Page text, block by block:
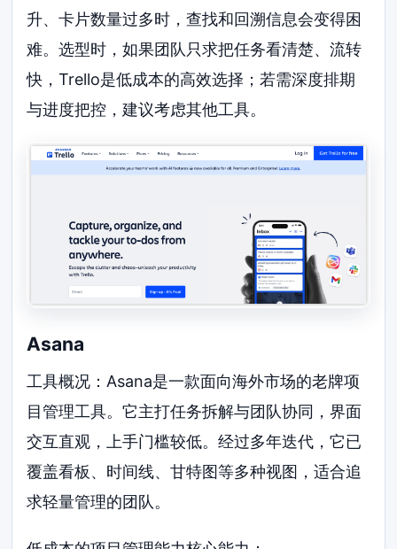
升、卡片数量过多时，查找和回溯信息会变得困
难。选型时，如果团队只求把任务看清楚、流转
快，Trello是低成本的高效选择；若需深度排期
与进度把控，建议考虑其他工具。
Asana
工具概况：Asana是一款面向海外市场的老牌项
目管理工具。它主打任务拆解与团队协同，界面
交互直观，上手门槛较低。经过多年迭代，它已
覆盖看板、时间线、甘特图等多种视图，适合追
求轻量管理的团队。